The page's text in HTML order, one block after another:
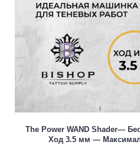
The Power WAND Shader—
Ход 3.5 мм —